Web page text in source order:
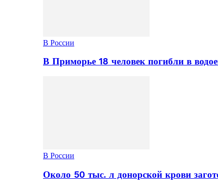
В России
В Приморье 18 человек погибли в
В России
Около 50 тыс. л донорской крови